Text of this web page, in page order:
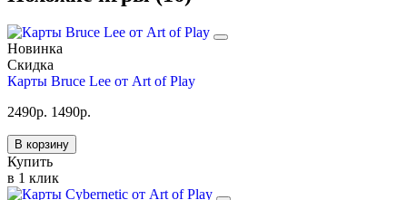
Новинка
Скидка
Карты Bruce Lee от Art of Play
2490р. 1490р.
В корзину
Купить
в 1 клик